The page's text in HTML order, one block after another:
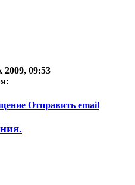
2009, 09:53
Отправить email